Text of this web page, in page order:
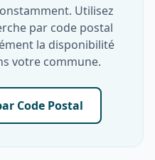
Utilisez
par code postal
la disponibilité
votre commune.
Code Postal